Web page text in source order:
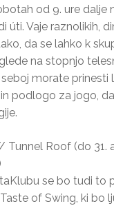
od 9. ure dalje
úti. Vaje raznolikih,
da se lahko k
na stopnjo
morate prinesti
podlogo za jogo,
Tunnel Roof (do 31.
se bo tudi to
of Swing, ki bo